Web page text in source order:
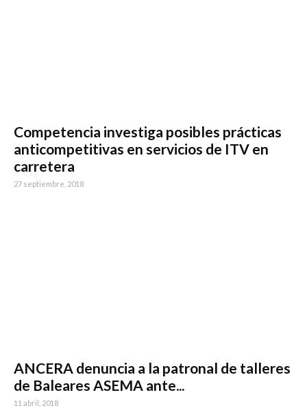
Competencia investiga posibles prácticas
anticompetitivas en servicios de ITV en
carretera
27 septiembre, 2018
ANCERA denuncia a la patronal de talleres
de Baleares ASEMA ante...
11 abril, 2018